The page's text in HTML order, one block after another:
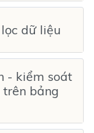
dữ liệu
- kiểm soát
bảng